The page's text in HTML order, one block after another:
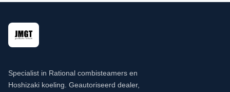
Specialist in Rational combisteamers en
Hoshizaki koeling. Geautoriseerd dealer,